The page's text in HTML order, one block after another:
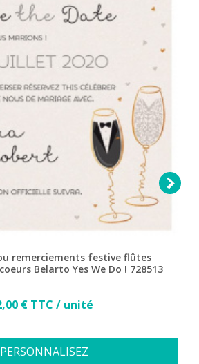
remerciements festive flûtes
Belarto Yes We Do ! 728513
Prix
€ TTC / unité
PERSONNALISEZ
